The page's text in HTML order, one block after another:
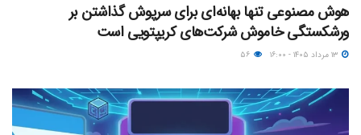
هوش مصنوعی تنها بهانه‌ای برای سرپوش گذاشتن بر
ورشکستگی خاموش شرکت‌های کریپتویی است